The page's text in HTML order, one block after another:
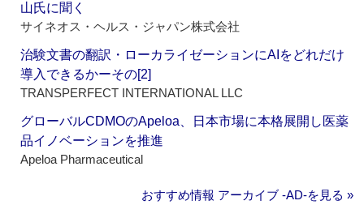
山氏に聞く
サイネオス・ヘルス・ジャパン株式会社
治験文書の翻訳・ローカライゼーションにAIをどれだけ
導入できるかーその[2]
TRANSPERFECT INTERNATIONAL LLC
グローバルCDMOのApeloa、日本市場に本格展開し医薬
品イノベーションを推進
Apeloa Pharmaceutical
おすすめ情報 アーカイブ ‐AD‐を見る »